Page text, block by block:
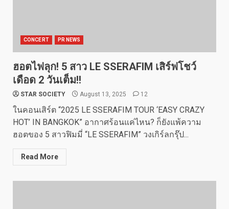
CONCERT PR NEWS
ฮอตไฟลุก! 5 สาว LE SSERAFIM เสิร์ฟโชว์
เดือด 2 วันเต็ม!!
STAR SOCIETY August 13, 2025 12
ในคอนเสิร์ต “2025 LE SSERAFIM TOUR ‘EASY CRAZY
HOT’ IN BANGKOK” อากาศร้อนแค่ไหน? ก็ยังแพ้ความ
ฮอตของ 5 สาวฟิมมี่ “LE SSERAFIM” วงเกิร์ลกรุ๊ป...
Read More